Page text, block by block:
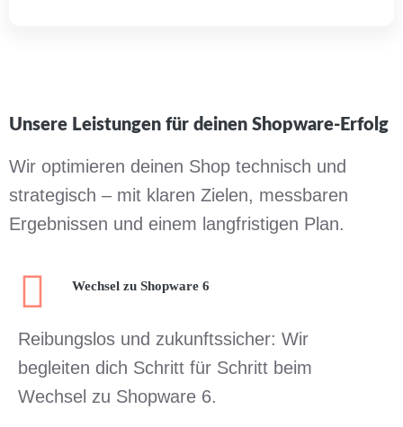
Unsere Leistungen für deinen Shopware-Erfolg
Wir optimieren deinen Shop technisch und
strategisch – mit klaren Zielen, messbaren
Ergebnissen und einem langfristigen Plan.
Wechsel zu Shopware 6
Reibungslos und zukunftssicher: Wir
begleiten dich Schritt für Schritt beim
Wechsel zu Shopware 6.